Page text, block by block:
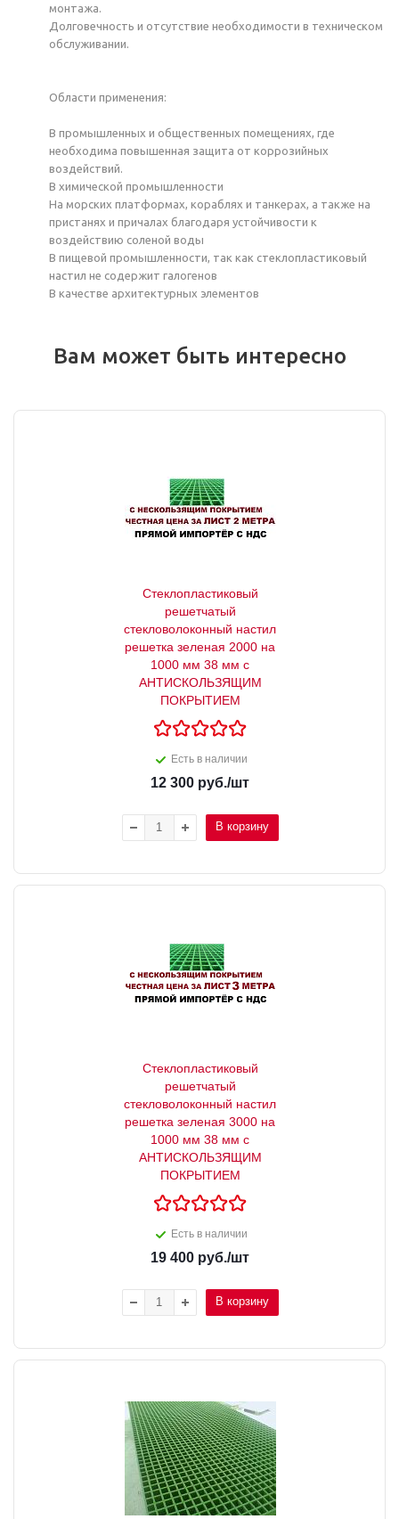
монтажа.
Долговечность и отсутствие необходимости в техническом
обслуживании.
Области применения:
В промышленных и общественных помещениях, где
необходима повышенная защита от коррозийных
воздействий.
В химической промышленности
На морских платформах, кораблях и танкерах, а также на
пристанях и причалах благодаря устойчивости к
воздействию соленой воды
В пищевой промышленности, так как стеклопластиковый
настил не содержит галогенов
В качестве архитектурных элементов
Вам может быть интересно
Стеклопластиковый
решетчатый
стекловолоконный настил
решетка зеленая 2000 на
1000 мм 38 мм с
АНТИСКОЛЬЗЯЩИМ
ПОКРЫТИЕМ
Есть в наличии
12 300 руб./шт
В корзину
Стеклопластиковый
решетчатый
стекловолоконный настил
решетка зеленая 3000 на
1000 мм 38 мм с
АНТИСКОЛЬЗЯЩИМ
ПОКРЫТИЕМ
Есть в наличии
19 400 руб./шт
В корзину